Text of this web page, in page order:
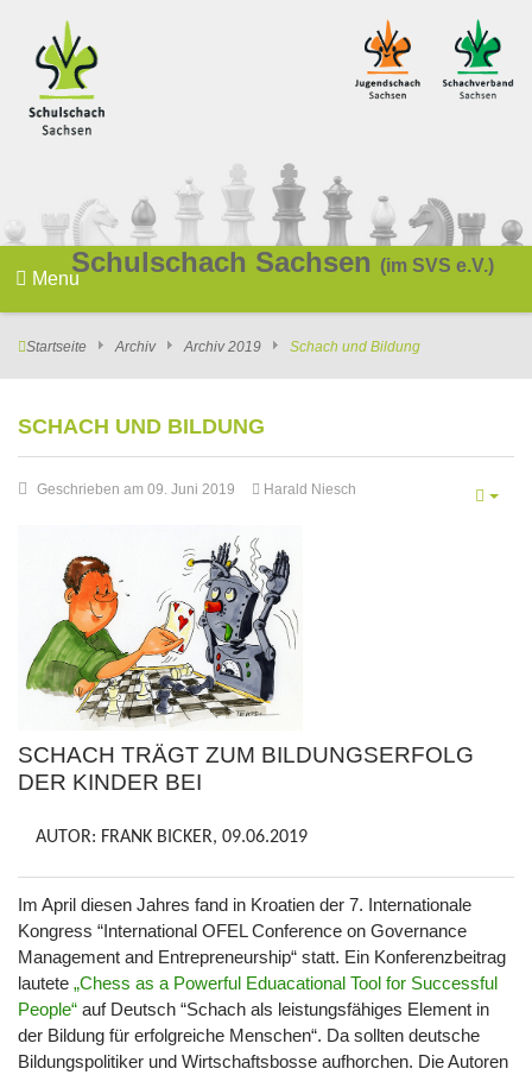
Schulschach Sachsen (im SVS e.V.)
Menu
Startseite Archiv Archiv 2019 Schach und Bildung
SCHACH UND BILDUNG
Geschrieben am 09. Juni 2019 Harald Niesch
SCHACH TRÄGT ZUM BILDUNGSERFOLG
DER KINDER BEI
AUTOR: FRANK BICKER, 09.06.2019
Im April diesen Jahres fand in Kroatien der 7. Internationale
Kongress “International OFEL Conference on Governance
Management and Entrepreneurship“ statt. Ein Konferenzbeitrag
lautete „Chess as a Powerful Eduacational Tool for Successful
People“ auf Deutsch “Schach als leistungsfähiges Element in
der Bildung für erfolgreiche Menschen“. Da sollten deutsche
Bildungspolitiker und Wirtschaftsbosse aufhorchen. Die Autoren